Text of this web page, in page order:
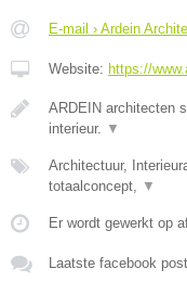
E-mail › Ardein
Website: https://
ARDEIN architecten
interieur. ▼
Architectuur,
totaalconcept, ▼
Er wordt gewerkt op
Laatste facebook